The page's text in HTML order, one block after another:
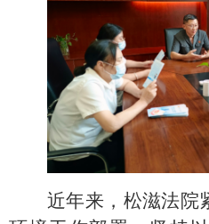
近年来，松滋法院